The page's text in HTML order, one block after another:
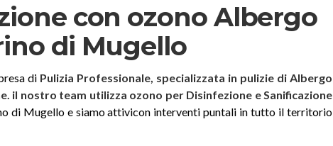
con ozono Albergo
di Mugello
di Pulizia Professionale, specializzata in pulizie di Albergo
il nostro team utilizza ozono per Disinfezione e Sanificazione
di Mugello e siamo attivicon interventi puntali in tutto il territorio